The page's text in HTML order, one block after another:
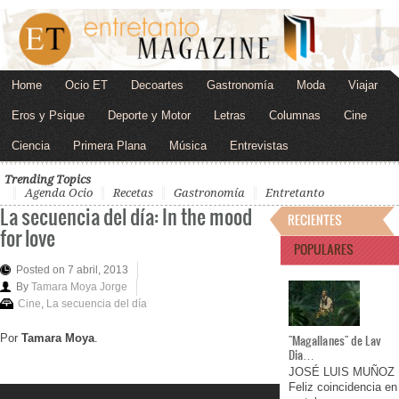
Home Ocio ET Decoartes Gastronomía Moda Viajar
Eros y Psique Deporte y Motor Letras Columnas Cine
Ciencia Primera Plana Música Entrevistas
Trending Topics
Agenda Ocio
Recetas Gastronomía Entretanto
La secuencia del día: In the mood
for love
Posted on 7 abril, 2013
By Tamara Moya Jorge
Cine La secuencia del día
Por Tamara Moya
RECIENTES
POPULARES
"Magallanes" de Lav
Dia…
JOSÉ LUIS MUÑOZ
Feliz coincidencia en